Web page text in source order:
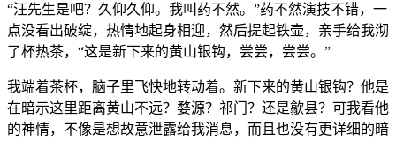
“汪先生是吧？久仰久仰。我叫药不然。”药不然演技不错，一
点没看出破绽，热情地起身相迎，然后提起铁壶，亲手给我沏
了杯热茶，“这是新下来的黄山银钩，尝尝，尝尝。”
我端着茶杯，脑子里飞快地转动着。新下来的黄山银钩？他是
在暗示这里距离黄山不远？婺源？祁门？还是歙县？可我看他
的神情，不像是想故意泄露给我消息，而且也没有更详细的暗